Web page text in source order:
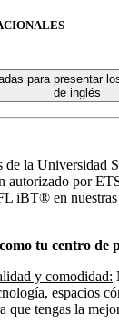
para presentar
de inglés
de la Universidad
autorizado por
iBT® en
tu centro de
y comodidad:
espacios
que tengas la